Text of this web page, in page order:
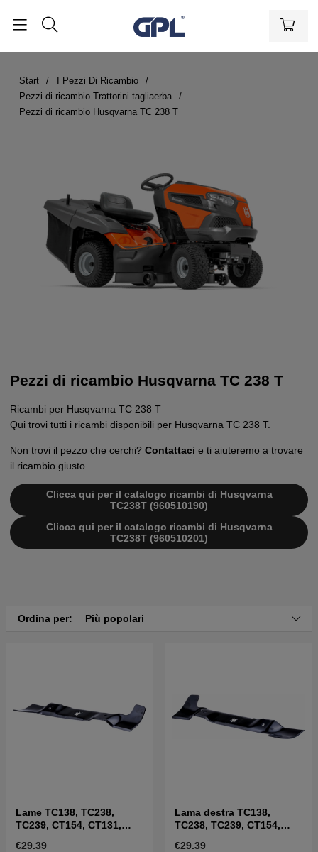
Start
I Pezzi Di Ricambio
Pezzi di ricambio Trattorini tagliaerba
Pezzi di ricambio Husqvarna TC 238 T
Pezzi di ricambio Husqvarna TC 238 T
Ricambi per Husqvarna TC 238 T
Qui trovi tutti i ricambi disponibili per Husqvarna TC 238 T.
Non trovi il pezzo che cerchi? Contattaci e ti aiuteremo a trovare
il ricambio giusto.
Clicca qui per il catalogo ricambi di Husqvarna
TC238T (960510190)
Clicca qui per il catalogo ricambi di Husqvarna
TC238T (960510201)
Ordina per: Più popolari
Lame TC138, TC238,
TC239, CT154, CT131,
€29.39
Lama destra TC138,
TC238, TC239, CT154,
€29.39